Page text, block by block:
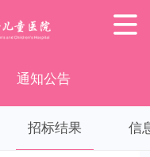

通知公告
招标结果 信